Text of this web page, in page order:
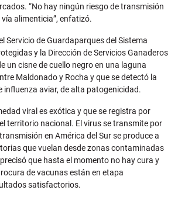
“No hay ningún riesgo de transmisión
alimenticia”, enfatizó.
Servicio de Guardaparques del Sistema
y la Dirección de Servicios Ganaderos
un cisne de cuello negro en una laguna
Maldonado y Rocha y que se detectó la
influenza aviar, de alta patogenicidad.
viral es exótica y que se registra por
territorio nacional. El virus se transmite por
en América del Sur se produce a
que vuelan desde zonas contaminadas
que hasta el momento no hay cura y
de vacunas están en etapa
satisfactorios.